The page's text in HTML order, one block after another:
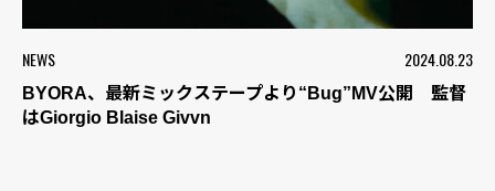
NEWS 2024.08.23
BYORA、最新ミックステープより“Bug”MV公開 監督
はGiorgio Blaise Givvn